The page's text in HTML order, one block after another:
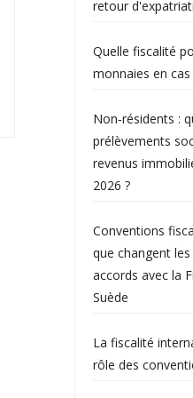
retour
Quelle fiscalité
monnaies en
Non‑résidents :
prélèvements
revenus
2026 ?
Conventions
que changent
accords avec la
Suède
La fiscalité
rôle des